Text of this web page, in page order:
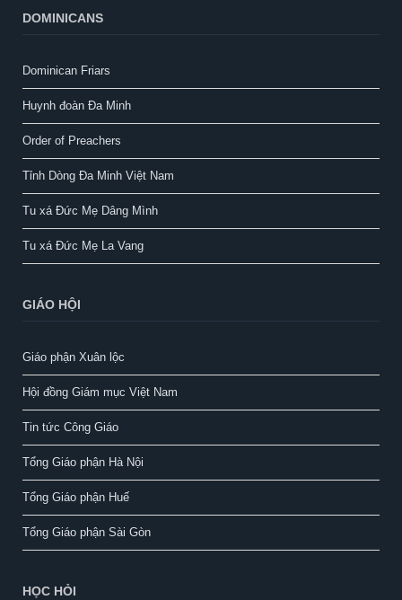
DOMINICANS
Dominican Friars
Huynh đoàn Đa Minh
Order of Preachers
Tỉnh Dòng Đa Minh Việt Nam
Tu xá Đức Mẹ Dâng Mình
Tu xá Đức Mẹ La Vang
GIÁO HỘI
Giáo phận Xuân lộc
Hội đồng Giám mục Việt Nam
Tin tức Công Giáo
Tổng Giáo phận Hà Nội
Tổng Giáo phận Huế
Tổng Giáo phận Sài Gòn
HỌC HỎI